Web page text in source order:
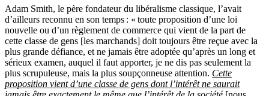
Adam Smith, le père fondateur du libéralisme classique, l’avait
d’ailleurs reconnu en son temps : « toute proposition d’une loi
nouvelle ou d’un règlement de commerce qui vient de la part de
cette classe de gens [les marchands] doit toujours être reçue avec la
plus grande défiance, et ne jamais être adoptée qu’après un long et
sérieux examen, auquel il faut apporter, je ne dis pas seulement la
plus scrupuleuse, mais la plus soupçonneuse attention. Cette
proposition vient d’une classe de gens dont l’intérêt ne saurait